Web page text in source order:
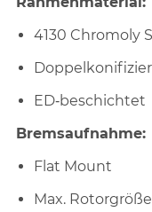
4130 Chromoly
ED‑beschichtet
Bremsaufnahme:
Flat Mount
Max.